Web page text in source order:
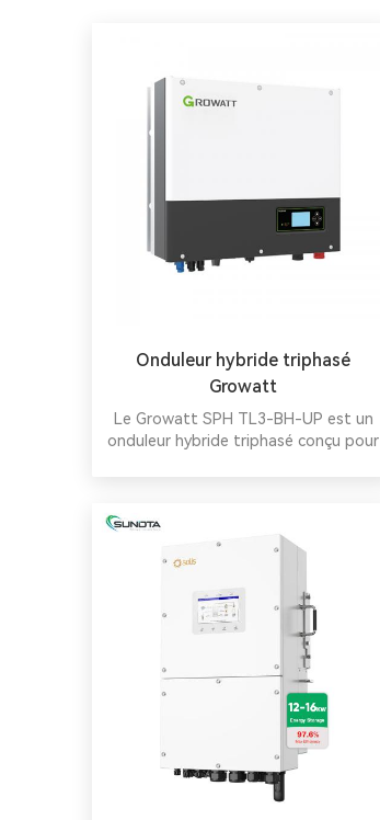
Onduleur hybride triphasé
Growatt
Le Growatt SPH TL3-BH-UP est un
onduleur hybride triphasé conçu pour
kW. Un système hybride bien conçu,
comprenant des onduleurs SPH, une
batterie et d'autres accessoires,
peut maximiser l'autonomie d'un
système solaire et réduire les
factures d'électricité.